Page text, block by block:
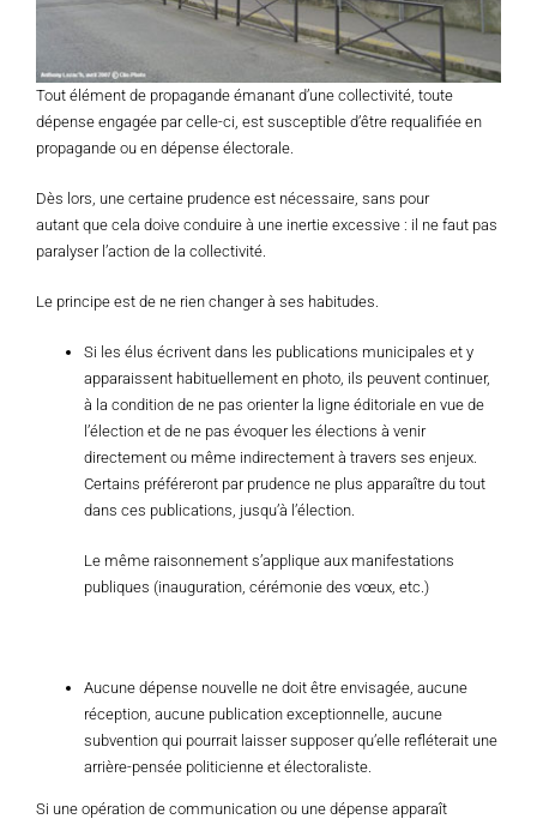
Tout élément de propagande émanant d’une collectivité, toute
dépense engagée par celle-ci, est susceptible d’être requalifiée en
propagande ou en dépense électorale.
Dès lors, une certaine prudence est nécessaire, sans pour
autant que cela doive conduire à une inertie excessive : il ne faut pas
paralyser l’action de la collectivité.
Le principe est de ne rien changer à ses habitudes.
Si les élus écrivent dans les publications municipales et y
apparaissent habituellement en photo, ils peuvent continuer,
à la condition de ne pas orienter la ligne éditoriale en vue de
l’élection et de ne pas évoquer les élections à venir
directement ou même indirectement à travers ses enjeux.
Certains préféreront par prudence ne plus apparaître du tout
dans ces publications, jusqu’à l’élection.
Le même raisonnement s’applique aux manifestations
publiques (inauguration, cérémonie des vœux, etc.)
Aucune dépense nouvelle ne doit être envisagée, aucune
réception, aucune publication exceptionnelle, aucune
subvention qui pourrait laisser supposer qu’elle refléterait une
arrière-pensée politicienne et électoraliste.
Si une opération de communication ou une dépense apparaît